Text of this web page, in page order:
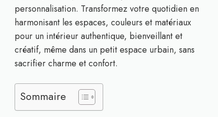
personnalisation. Transformez votre quotidien en
harmonisant les espaces, couleurs et matériaux
pour un intérieur authentique, bienveillant et
créatif, même dans un petit espace urbain, sans
sacrifier charme et confort.
Sommaire